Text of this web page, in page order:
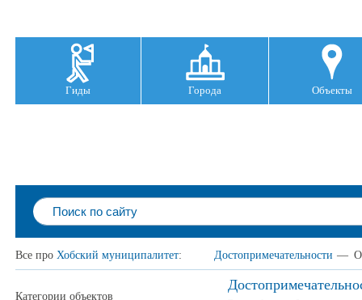
Гиды Города Объекты
Все про Хобский муниципалитет: Достопримечательности —
Категории объектов